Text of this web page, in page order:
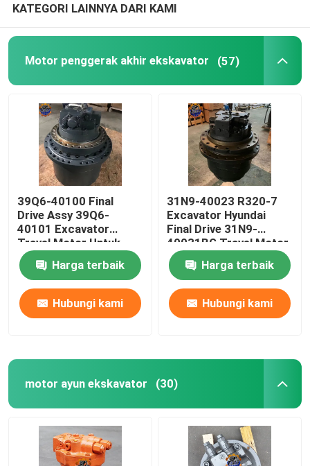
KATEGORI LAINNYA DARI KAMI
Motor penggerak akhir ekskavator (57)
39Q6-40100 Final
Drive Assy 39Q6-
40101 Excavator
Travel Motor Untuk
R210-9 R250-9
Harga terbaik
Hubungi kami
31N9-40023 R320-7
Excavator Hyundai
Final Drive 31N9-
40031BG Travel Motor
Harga terbaik
Hubungi kami
motor ayun ekskavator (30)